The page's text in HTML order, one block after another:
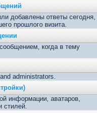
добавлены ответы сегодня,
прошлого визита.
когда в тему
administrators.
информации, аватаров,
стилей.